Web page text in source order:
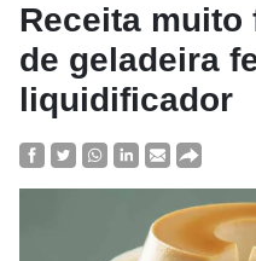
Receita
de geladeira
liquidificador